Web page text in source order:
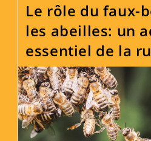
Abeilles
La
Ruche
Warré
Le rôle du faux-
les abeilles: un
essentiel de la